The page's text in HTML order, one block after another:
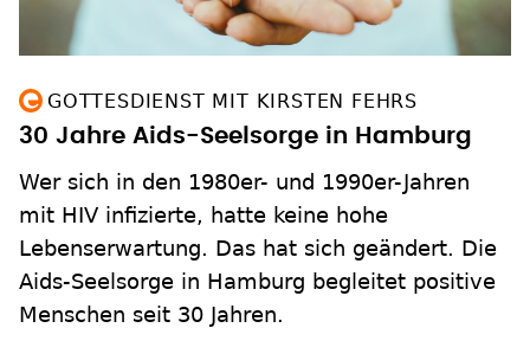
GOTTESDIENST MIT KIRSTEN FEHRS
30 Jahre Aids-Seelsorge in Hamburg
Wer sich in den 1980er- und 1990er-Jahren
mit HIV infizierte, hatte keine hohe
Lebenserwartung. Das hat sich geändert. Die
Aids-Seelsorge in Hamburg begleitet positive
Menschen seit 30 Jahren.